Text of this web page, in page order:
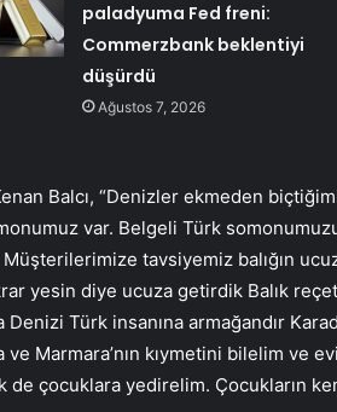
paladyuma Fed freni:
Commerzbank beklentiyi
düşürdü
Ağustos 7, 2026
Balcı, “Denizler ekmeden
var. Belgeli Türk
tavsiyemiz balığın
yesin diye ucuza getirdik Balık
Denizi Türk insanına armağandır
ve Marmara’nın kıymetini bilelim ve
de çocuklara yedirelim. Çocukların